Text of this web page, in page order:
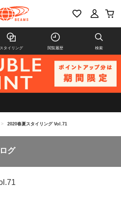
スタイリング 閲覧履歴 検索
> 2020春夏スタイリング Vol.71
グ